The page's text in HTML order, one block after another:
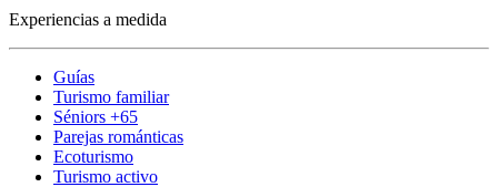
Experiencias a medida
Guías
Turismo familiar
Séniors +65
Parejas románticas
Ecoturismo
Turismo activo